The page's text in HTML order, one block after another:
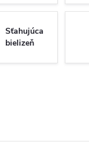
Sťahujúca
bielizeň